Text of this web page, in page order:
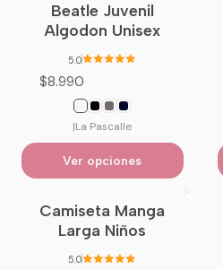
Beatle Juvenil
Algodon Unisex
5.0
$8.990
|La Pascalle
Ver opciones
Camiseta Manga
Larga Niños
5.0